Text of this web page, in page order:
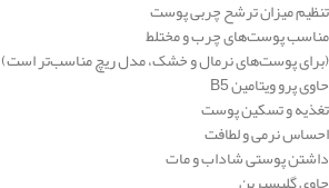
تنظیم میزان ترشح چربی پوست
مناسب پوست‌های چرب و مختلط
(برای پوست‌های نرمال و خشک، مدل ریچ مناسب‌تر است)
حاوی پرو ویتامین B5
تغذیه و تسکین پوست
احساس نرمی و لطافت
داشتن پوستی شاداب و مات